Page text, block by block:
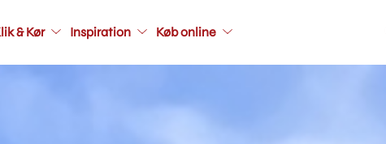
& Kør Inspiration Køb online
secondary